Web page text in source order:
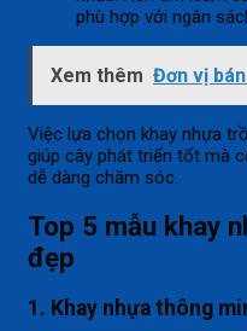
phù hợp với ngân
Xem thêm Đơn vị
Việc lựa chọn khay nhựa
giúp cây phát triển tốt mà
dễ dàng chăm sóc.
Top 5 mẫu khay
đẹp
1. Khay nhựa thông